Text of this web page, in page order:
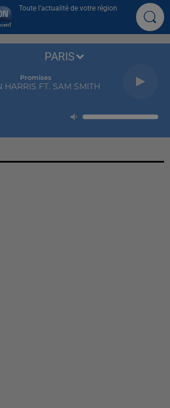
Toute l'actualité de votre région
Promises
HARRIS FT. SAM SMITH
PARIS